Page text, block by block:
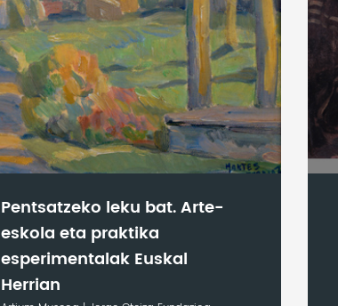
Pentsatzeko leku bat. Arte-
eskola eta praktika
esperimentalak Euskal
Herrian